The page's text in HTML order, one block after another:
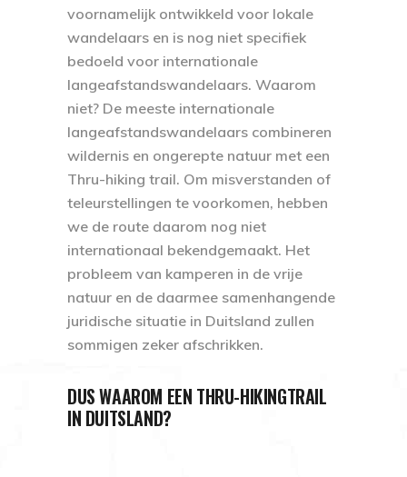
voornamelijk ontwikkeld voor lokale
wandelaars en is nog niet specifiek
bedoeld voor internationale
langeafstandswandelaars. Waarom
niet? De meeste internationale
langeafstandswandelaars combineren
wildernis en ongerepte natuur met een
Thru-hiking trail. Om misverstanden of
teleurstellingen te voorkomen, hebben
we de route daarom nog niet
internationaal bekendgemaakt. Het
probleem van kamperen in de vrije
natuur en de daarmee samenhangende
juridische situatie in Duitsland zullen
sommigen zeker afschrikken.
DUS WAAROM EEN THRU-HIKINGTRAIL
IN DUITSLAND?